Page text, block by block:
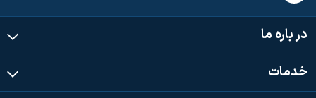
در باره ما
خدمات